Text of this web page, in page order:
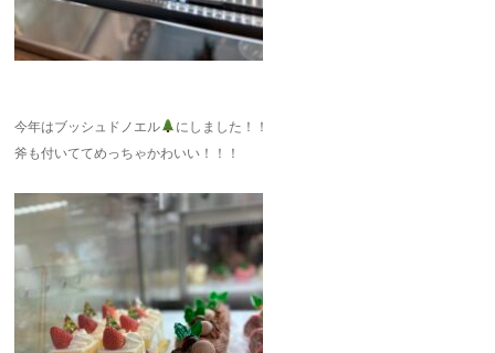
今年はブッシュドノエル
にしました！！
斧も付いててめっちゃかわいい！！！